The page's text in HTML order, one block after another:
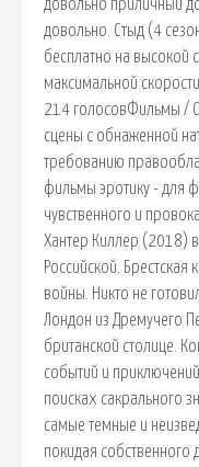
довольно приличный
довольно. Стыд (4
бесплатно на высокой
максимальной
214 голосовФильмы /
сцены с обнаженной
требованию
фильмы эротику - для
чувственного и
Хантер Киллер (2018)
Российской. Брестская
войны. Никто не
Лондон из Дремучего
британской столице.
событий и
поисках сакрального
самые темные и
покидая